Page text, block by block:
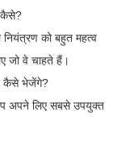
कैसे?
को बहुत महत्व
जो वे चाहते हैं।
कैसे भेजेंगे?
अपने लिए सबसे उपयुक्त